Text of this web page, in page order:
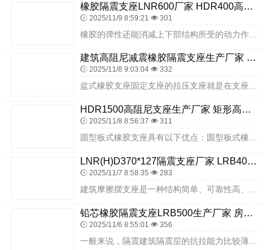
橡胶隔震支座LNR600厂家 HDR400高阻尼橡胶隔震支座多少钱 高阻尼HDR橡胶支座厂家电话
2025/11/9 8:59:21 301
建筑高阻尼减震橡胶隔震支座生产厂家 LRB800铅芯隔震支座多少钱 HDR700支座生产厂家
2025/11/8 9:03:04 332
盆式橡胶支座固定支座的拉压支座就是在支座中心穿一根预应力钢筋，预应力钢筋在支座高度范围内，再设有套管，这样构成软垫缓冲层，预应力钢筋应按1.2倍的上拔力进行预加...
HDR1500高阻尼支座生产厂家 矩形高阻尼橡胶隔震支座什么价格 摩擦摆支座
2025/11/8 8:56:37 311
LNR(H)D370*127隔震支座厂家 LRB400型支座生产厂家 建筑铅芯夹层橡胶隔震支座
2025/11/7 8:58:35 283
铅芯橡胶隔震支座LRB500生产厂家 房建橡胶抗震支座什么价格 高阻尼圆形隔震支座生产厂家
2025/11/6 8:55:01 356